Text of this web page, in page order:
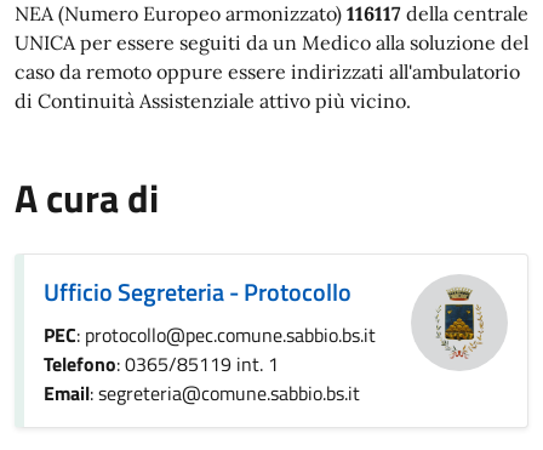
NEA (Numero Europeo armonizzato) 116117 della centrale
UNICA per essere seguiti da un Medico alla soluzione del
caso da remoto oppure essere indirizzati all'ambulatorio
di Continuità Assistenziale attivo più vicino.
A cura di
Ufficio Segreteria - Protocollo
PEC: protocollo@pec.comune.sabbio.bs.it
Telefono: 0365/85119 int. 1
Email: segreteria@comune.sabbio.bs.it